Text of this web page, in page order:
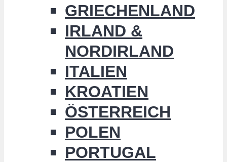
GRIECHENLAND
IRLAND &
NORDIRLAND
ITALIEN
KROATIEN
ÖSTERREICH
POLEN
PORTUGAL